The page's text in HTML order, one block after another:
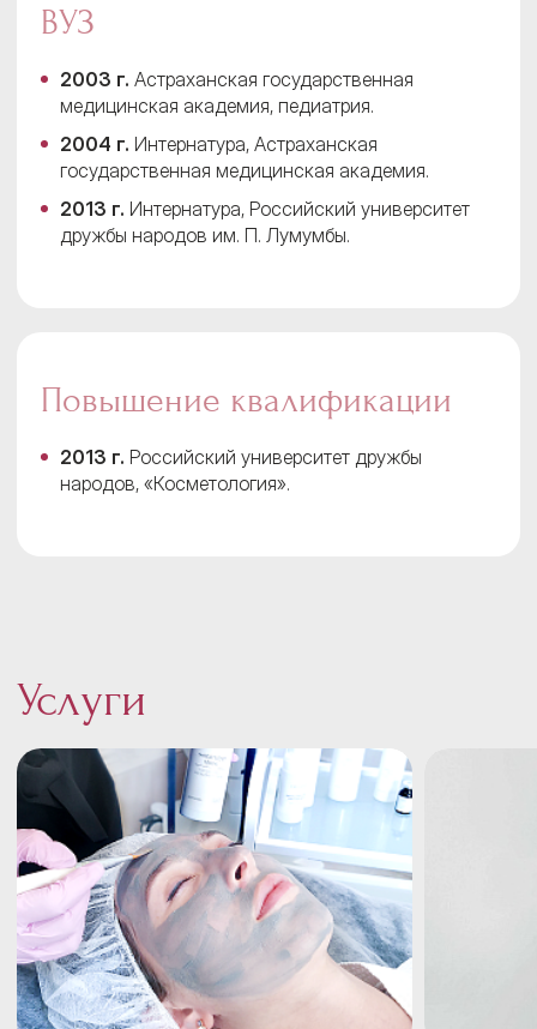
ВУЗ
2003 г. Астраханская государственная
медицинская академия, педиатрия.
2004 г. Интернатура, Астраханская
государственная медицинская академия.
2013 г. Интернатура, Российский университет
дружбы народов им. П. Лумумбы.
Повышение квалификации
2013 г. Российский университет дружбы
народов, «Косметология».
Услуги